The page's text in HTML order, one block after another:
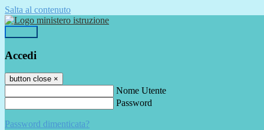
Salta al contenuto
Accedi
button close ×
Nome Utente
Password
Password dimenticata?